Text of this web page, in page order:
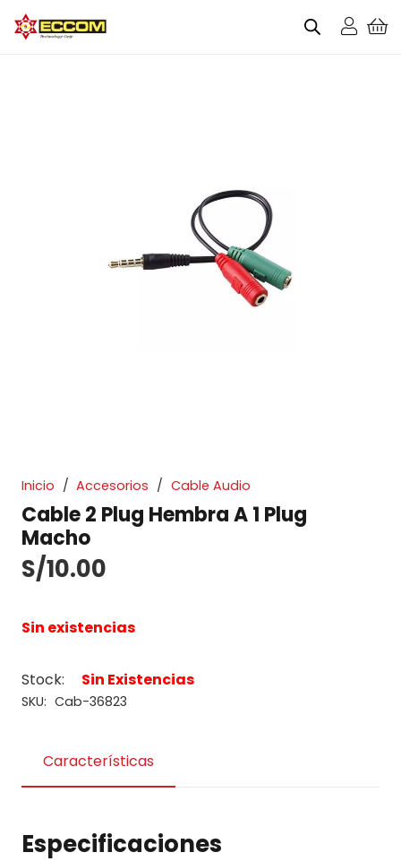
Inicio / Accesorios / Cable Audio
Cable 2 Plug Hembra A 1 Plug
Macho
S/10.00
Sin existencias
Stock: Sin Existencias
SKU: Cab-36823
Características
Especificaciones